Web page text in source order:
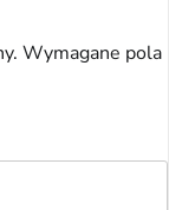
Wymagane pola